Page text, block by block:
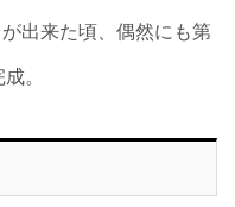
出来た頃、偶然にも第
。